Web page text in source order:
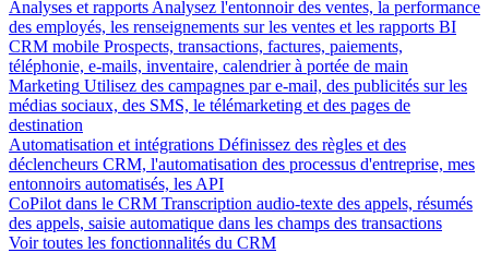
Analyses et rapports Analysez l'entonnoir des ventes, la performance
des employés, les renseignements sur les ventes et les rapports BI
CRM mobile Prospects, transactions, factures, paiements,
téléphonie, e-mails, inventaire, calendrier à portée de main
Marketing Utilisez des campagnes par e-mail, des publicités sur les
médias sociaux, des SMS, le télémarketing et des pages de
destination
Automatisation et intégrations Définissez des règles et des
déclencheurs CRM, l'automatisation des processus d'entreprise, mes
entonnoirs automatisés, les API
CoPilot dans le CRM Transcription audio-texte des appels, résumés
des appels, saisie automatique dans les champs des transactions
Voir toutes les fonctionnalités du CRM